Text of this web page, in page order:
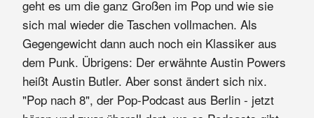
geht es um die ganz Großen im Pop und wie sie
sich mal wieder die Taschen vollmachen. Als
Gegengewicht dann auch noch ein Klassiker aus
dem Punk. Übrigens: Der erwähnte Austin Powers
heißt Austin Butler. Aber sonst ändert sich nix.
"Pop nach 8", der Pop-Podcast aus Berlin - jetzt